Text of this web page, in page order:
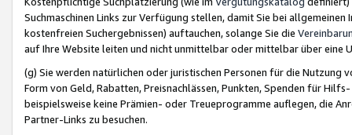
Suchmaschinen Links zur Verfügung stellen, damit Sie bei
kostenfreien Suchergebnissen) auftauchen, solange Sie die
auf Ihre Website leiten und nicht unmittelbar oder mittelbar über eine
(g) Sie werden natürlichen oder juristischen Personen für die Nutzung
Form von Geld, Rabatten, Preisnachlässen, Punkten, Spenden für
beispielsweise keine Prämien- oder Treueprogramme auflegen, die
Partner-Links zu besuchen.